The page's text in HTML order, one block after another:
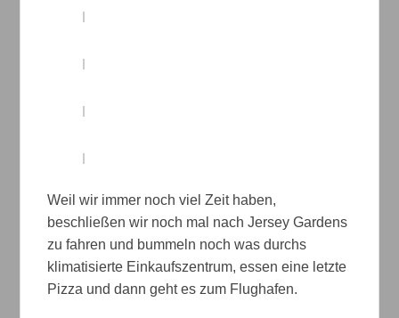
Weil wir immer noch viel Zeit haben,
beschließen wir noch mal nach Jersey Gardens
zu fahren und bummeln noch was durchs
klimatisierte Einkaufszentrum, essen eine letzte
Pizza und dann geht es zum Flughafen.